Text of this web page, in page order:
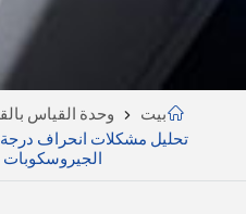
بيت
وحدة القياس
تحليل مشكلات انحراف
الجيروسكوبات